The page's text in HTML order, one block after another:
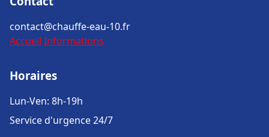
contact@chauffe-eau-10.fr
Accueil Informations
Horaires
Lun-Ven: 8h-19h
Service d'urgence 24/7